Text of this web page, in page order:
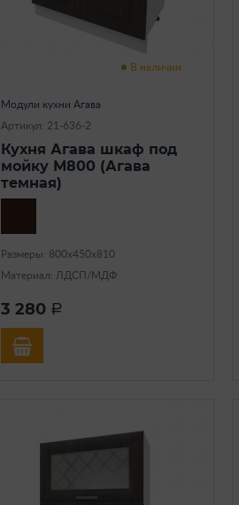
В наличии
Модули кухни Агава
Артикул: 21-636-2
Кухня Агава шкаф под
мойку М800 (Агава
темная)
Размеры: 800х450х810
Материал: ЛДСП/МДФ
3 280 a